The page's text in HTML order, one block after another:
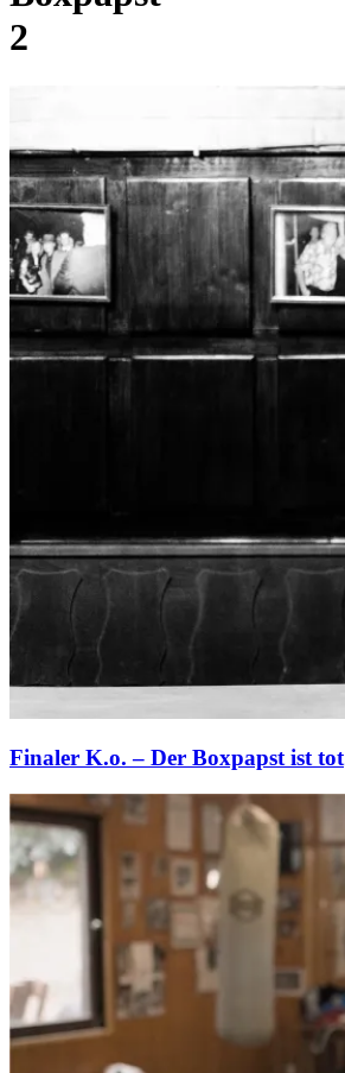
2
Finaler K.o. – Der Boxpapst ist tot